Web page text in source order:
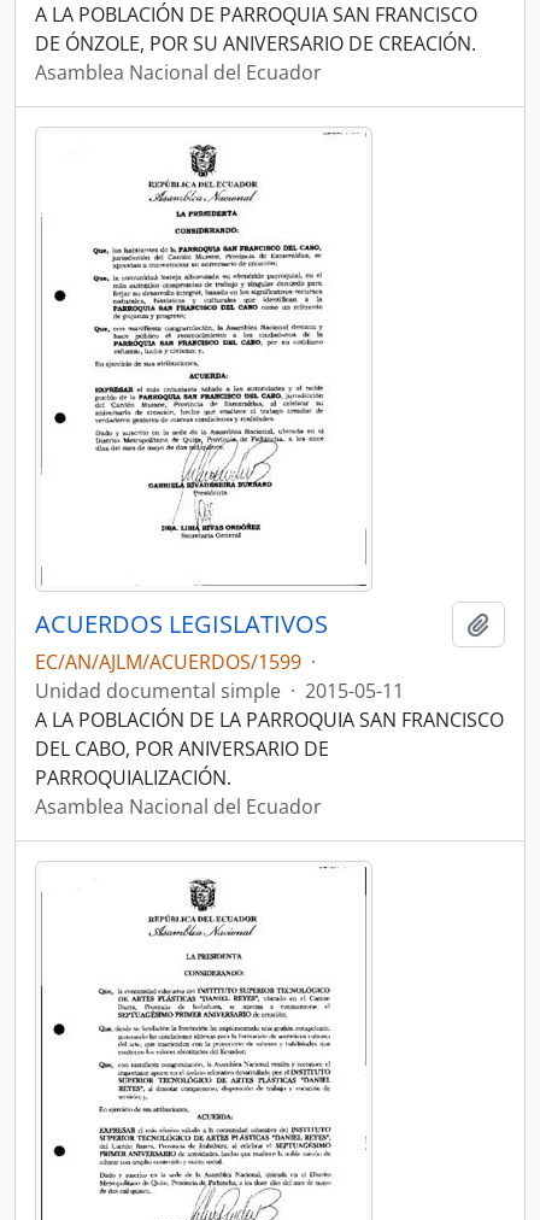
A LA POBLACIÓN DE PARROQUIA SAN FRANCISCO
DE ÓNZOLE, POR SU ANIVERSARIO DE CREACIÓN.
Asamblea Nacional del Ecuador
ACUERDOS LEGISLATIVOS
EC/AN/AJLM/ACUERDOS/1599 ·
Unidad documental simple · 2015-05-11
A LA POBLACIÓN DE LA PARROQUIA SAN FRANCISCO
DEL CABO, POR ANIVERSARIO DE
PARROQUIALIZACIÓN.
Asamblea Nacional del Ecuador